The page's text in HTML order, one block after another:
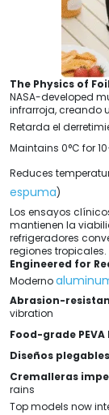
The Physics of
NASA-developed
infrarroja, creando
Retarda el
Maintains 0°C for
Reduces
espuma)
Los ensayos
mantienen la
refrigeradores
regiones tropicales.
Engineered for
Moderno
Abrasion-
vibration
Food-grade
Diseños plegables
Cremalleras
rains
Top models now